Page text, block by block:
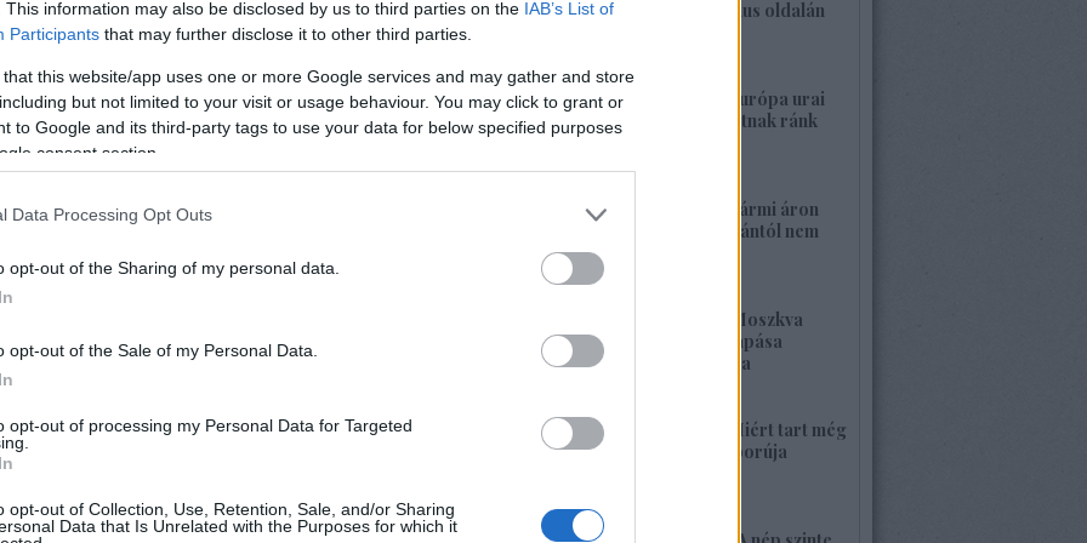
This information may also be disclosed by us to third parties on the IAB’s List of
Participants that may further disclose it to other third parties.
that this website/app uses one or more Google services and may gather and store
but not limited to your visit or usage behaviour. You may click to grant or
to Google and its third-party tags to use your data for below specified purposes
consent section.
Data Processing Opt Outs
opt-out of the Sharing of my personal data.
opt-out of the Sale of my Personal Data.
opt-out of processing my Personal Data for Targeted
opt-out of Collection, Use, Retention, Sale, and/or Sharing
Data that Is Unrelated with the Purposes for which it
a terroristák elleni érdemi fellépéssel továbbra
kormányok. Jens Stoltenberg NATO-
elmúlt héten megszaporodott
táborába. Az eddig…
sem hoz békét
a banderista-fasizmus oldalán
1422. BEKIÁLTÁS: Európa urai
nagy háborút hozhatnak ránk
1421. BEKIÁLTÁS: Bármi áron
megszabadulni Orbántól nem
kell félnetek jó lesz!
2026. május 25. 19:37
1420. BEKIÁLTÁS: Moszkva
nagyerejű válaszcsapása
ukrajnai célpontokra
1419. BEKIÁLTÁS: Miért tart még
sokáig a Nyugat háborúja